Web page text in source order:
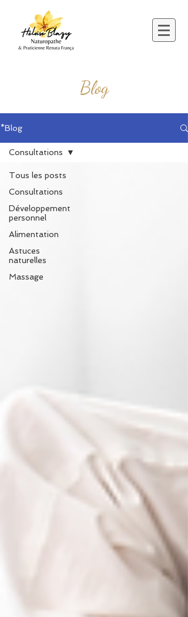
Blog
*Blog
Tous les posts
Consultations
Développement
personnel
Alimentation
Astuces
naturelles
Massage
Consultations